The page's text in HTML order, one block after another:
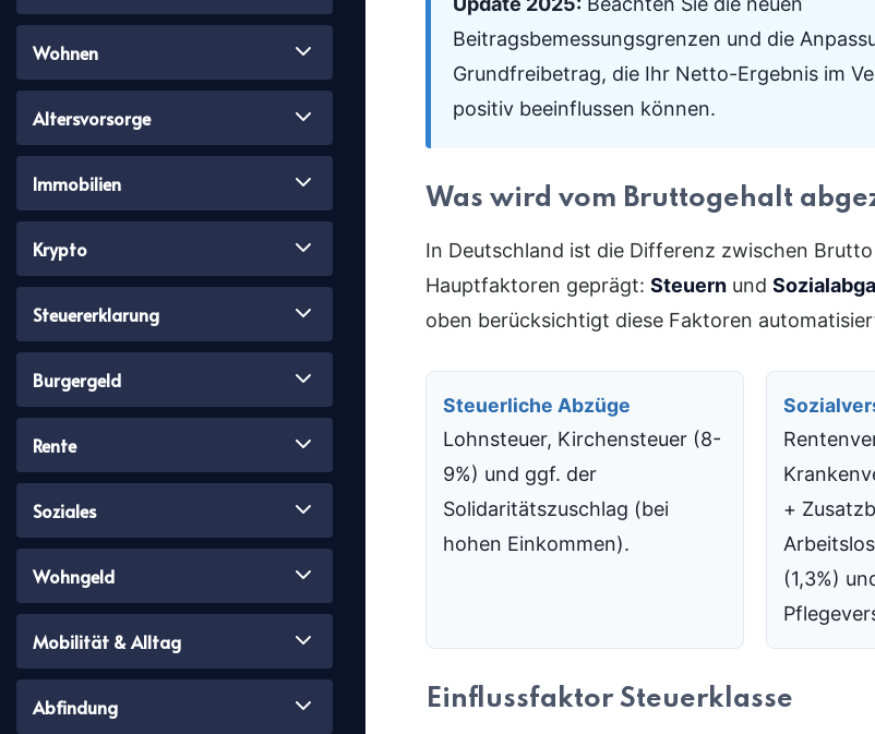
Wohnen
Altersvorsorge
Immobilien
Krypto
Steuererklarung
Burgergeld
Rente
Soziales
Wohngeld
Mobilität & Alltag
Abfindung
Beitragsbemessungsgrenzen und die
Grundfreibetrag, die Ihr Netto-Ergebnis im
positiv beeinflussen können.
Was wird vom Bruttogehalt
In Deutschland ist die Differenz zwischen
Hauptfaktoren geprägt: Steuern und
oben berücksichtigt diese Faktoren
Steuerliche Abzüge
Lohnsteuer, Kirchensteuer (8-
9%) und ggf. der
Solidaritätszuschlag (bei
hohen Einkommen).
+
(1,3%)
Einflussfaktor Steuerklasse